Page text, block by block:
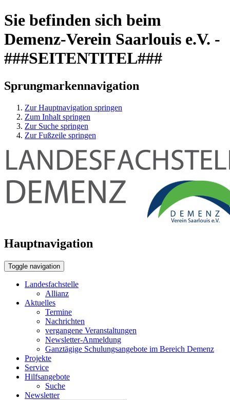
Sie befinden sich beim
Demenz-Verein Saarlouis e.V. -
###SEITENTITEL###
Sprungmarkennavigation
Zur Hauptnavigation springen
Zum Inhalt springen
Zur Suche springen
Zur Fußzeile springen
Hauptnavigation
Toggle navigation
Landesfachstelle
Allianz
Aktuelles
Termine
Nachrichten
vergangene Veranstaltungen
Newsletter-Anmeldung
Ganztägige Schulungsangebote im Bereich Demenz
Projekte
Service
Hilfsangebote
Suche
Newsletter